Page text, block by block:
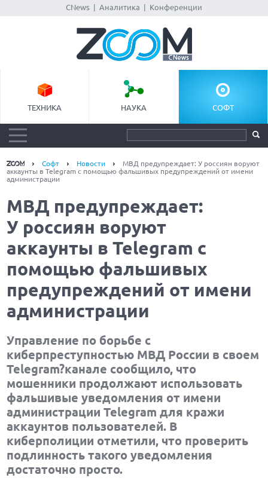
CNews Аналитика Конференции
ТЕХНИКА НАУКА СОФТ
Софт Новости
МВД предупреждает: У россиян воруют
аккаунты в Telegram с помощью фальшивых предупреждений от имени
администрации
МВД предупреждает:
У россиян воруют
аккаунты в Telegram с
помощью фальшивых
предупреждений от имени
администрации
Управление по борьбе с
киберпреступностью МВД России в своем
Telegram?канале сообщило, что
мошенники продолжают использовать
фальшивые уведомления от имени
администрации Telegram для кражи
аккаунтов пользователей. В
киберполиции отметили, что проверить
подлинность такого уведомления
достаточно просто.